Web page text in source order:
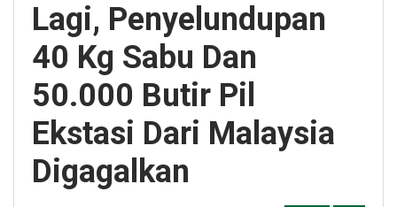
Lagi, Penyelundupan
40 Kg Sabu Dan
50.000 Butir Pil
Ekstasi Dari Malaysia
Digagalkan